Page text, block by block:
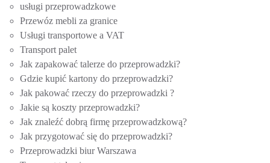
usługi przeprowadzkowe
Przewóz mebli za granice
Usługi transportowe a VAT
Transport palet
Jak zapakować talerze do przeprowadzki?
Gdzie kupić kartony do przeprowadzki?
Jak pakować rzeczy do przeprowadzki ?
Jakie są koszty przeprowadzki?
Jak znaleźć dobrą firmę przeprowadzkową?
Jak przygotować się do przeprowadzki?
Przeprowadzki biur Warszawa